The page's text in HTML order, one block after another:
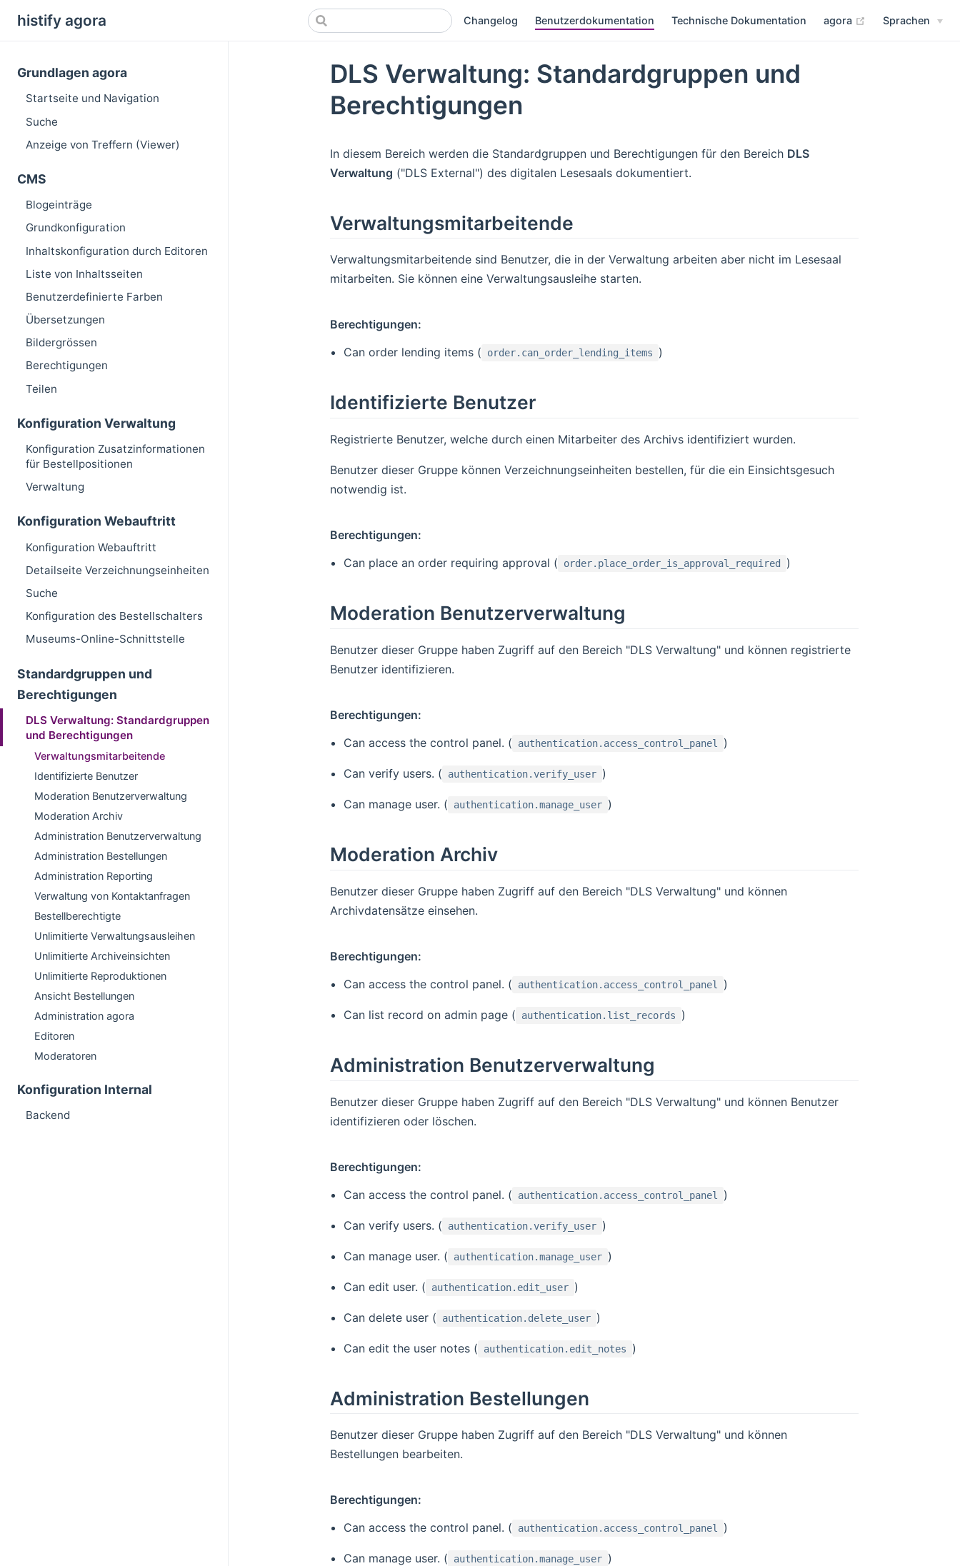
histify agora Changelog Benutzerdokumentation Technische Dokumentation agora (opens new
Sprachen
Grundlagen agora
Startseite und Navigation
Suche
Anzeige von Treffern (Viewer)
CMS
Blogeinträge
Grundkonfiguration
Inhaltskonfiguration durch Editoren
Liste von Inhaltsseiten
Benutzerdefinierte Farben
Übersetzungen
Bildergrössen
Berechtigungen
Teilen
Konfiguration Verwaltung
Konfiguration Zusatzinformationen
für Bestellpositionen
Verwaltung
Konfiguration Webauftritt
Konfiguration Webauftritt
Detailseite Verzeichnungseinheiten
Suche
Konfiguration des Bestellschalters
Museums-Online-Schnittstelle
Standardgruppen und
Berechtigungen
DLS Verwaltung: Standardgruppen
und Berechtigungen
Verwaltungsmitarbeitende
Identifizierte Benutzer
Moderation Benutzerverwaltung
Moderation Archiv
Administration Benutzerverwaltung
Administration Bestellungen
Administration Reporting
Verwaltung von Kontaktanfragen
Bestellberechtigte
Unlimitierte Verwaltungsausleihen
Unlimitierte Archiveinsichten
Unlimitierte Reproduktionen
Ansicht Bestellungen
Administration agora
Editoren
Moderatoren
Konfiguration Internal
Backend
DLS Verwaltung: Standardgruppen und
Berechtigungen
In diesem Bereich werden die Standardgruppen und Berechtigungen für den Bereich DLS
Verwaltung ("DLS External") des digitalen Lesesaals dokumentiert.
Verwaltungsmitarbeitende
Verwaltungsmitarbeitende sind Benutzer, die in der Verwaltung arbeiten aber nicht im Lesesaal
mitarbeiten. Sie können eine Verwaltungsausleihe starten.
Berechtigungen:
Can order lending items (
order.can_order_lending_items )
Identifizierte Benutzer
Registrierte Benutzer, welche durch einen Mitarbeiter des Archivs identifiziert wurden.
Benutzer dieser Gruppe können Verzeichnungseinheiten bestellen, für die ein Einsichtsgesuch
notwendig ist.
Berechtigungen:
Can place an order requiring approval (
order.place_order_is_approval_required )
Moderation Benutzerverwaltung
Benutzer dieser Gruppe haben Zugriff auf den Bereich "DLS Verwaltung" und können registrierte
Benutzer identifizieren.
Berechtigungen:
Can access the control panel. (
authentication.access_control_panel )
Can verify users. ( authentication.verify_user )
Can manage user. ( authentication.manage_user )
Moderation Archiv
Benutzer dieser Gruppe haben Zugriff auf den Bereich "DLS Verwaltung" und können
Archivdatensätze einsehen.
Berechtigungen:
Can access the control panel. (
authentication.access_control_panel )
Can list record on admin page ( authentication.list_records )
Administration Benutzerverwaltung
Benutzer dieser Gruppe haben Zugriff auf den Bereich "DLS Verwaltung" und können Benutzer
identifizieren oder löschen.
Berechtigungen:
Can access the control panel. (
authentication.access_control_panel )
Can verify users. ( authentication.verify_user )
Can manage user. ( authentication.manage_user )
Can edit user. ( authentication.edit_user )
Can delete user ( authentication.delete_user )
Can edit the user notes ( authentication.edit_notes )
Administration Bestellungen
Benutzer dieser Gruppe haben Zugriff auf den Bereich "DLS Verwaltung" und können
Bestellungen bearbeiten.
Berechtigungen:
Can access the control panel. (
authentication.access_control_panel )
Can manage user. ( authentication.manage_user )